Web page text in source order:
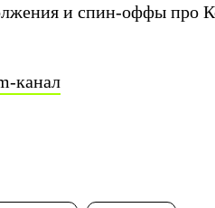
и спин-оффы про
канал